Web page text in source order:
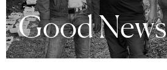
Good News